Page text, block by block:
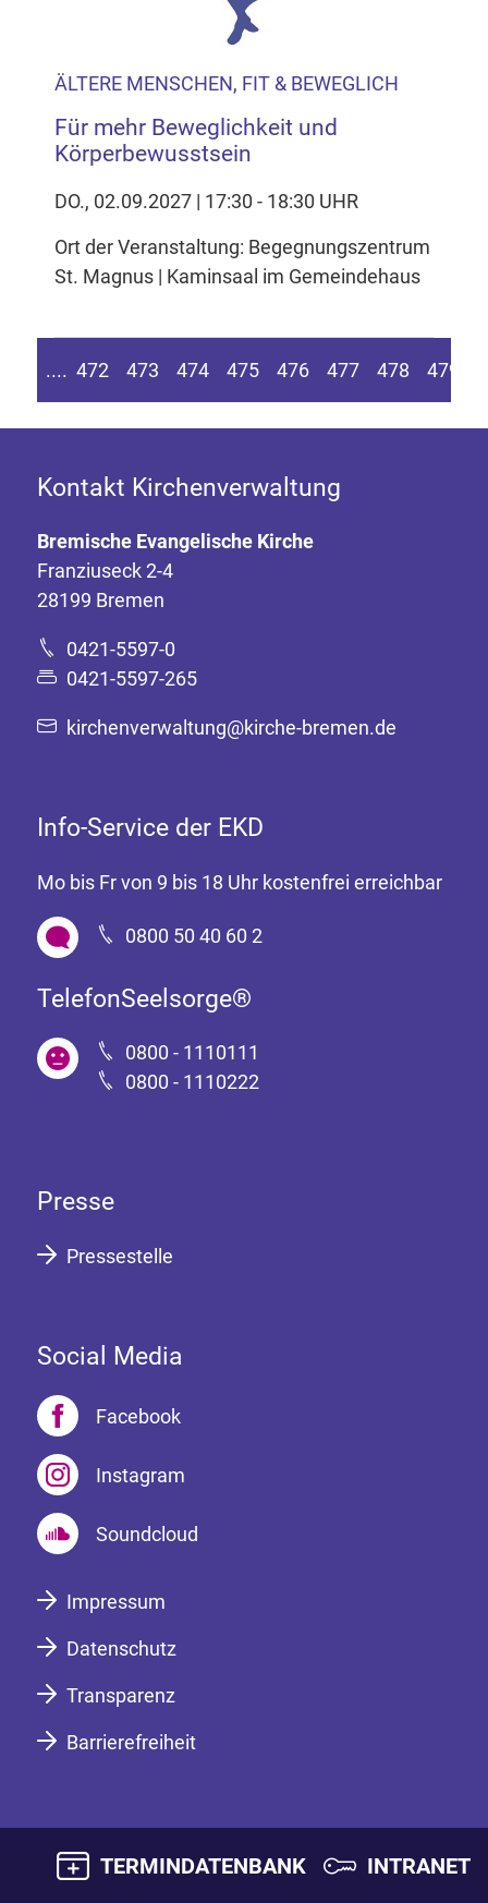
ÄLTERE MENSCHEN, FIT & BEWEGLICH
Für mehr Beweglichkeit und
Körperbewusstsein
DO., 02.09.2027 | 17:30 - 18:30 UHR
Ort der Veranstaltung: Begegnungszentrum
St. Magnus | Kaminsaal im Gemeindehaus
Seite springen
Zur vorherigen Seite
.... 472 473 474 475 476 477 478 479
Kontakt Kirchenverwaltung
Bremische Evangelische Kirche
Franziuseck 2-4
28199 Bremen
0421-5597-0
0421-5597-265
kirchenverwaltung@kirche-bremen.de
Info-Service der EKD
Mo bis Fr von 9 bis 18 Uhr kostenfrei erreichbar
0800 50 40 60 2
TelefonSeelsorge®
0800 - 1110111
0800 - 1110222
Presse
Pressestelle
Social Media
Facebook
Instagram
Soundcloud
Impressum
Datenschutz
Transparenz
Barrierefreiheit
TERMINDATENBANK INTRANET